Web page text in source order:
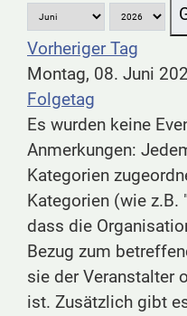
Vorheriger Tag
Montag, 08. Juni
Folgetag
Es wurden keine
Anmerkungen:
Kategorien
Kategorien (wie z.B.
dass die
Bezug zum
sie der Veranstalter
ist. Zusätzlich gibt